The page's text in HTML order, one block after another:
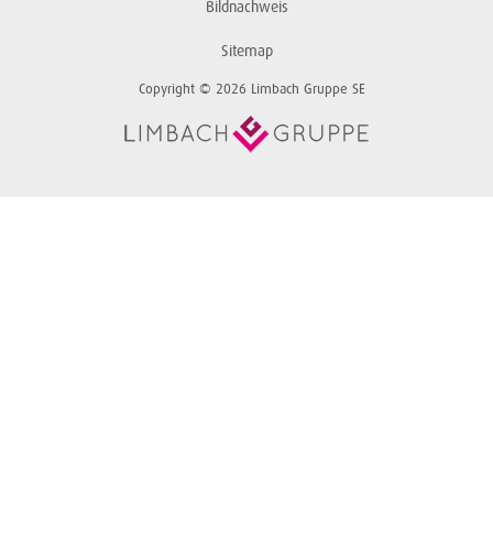
Bildnachweis
Sitemap
Copyright © 2026 Limbach Gruppe SE